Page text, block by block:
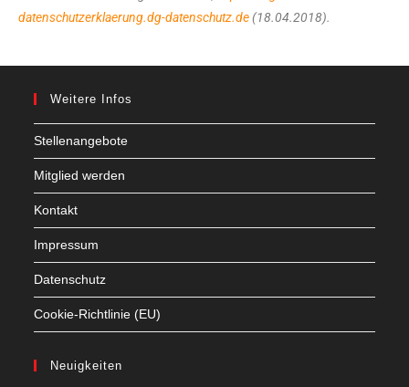
datenschutzerklaerung.dg-datenschutz.de(18.04.2018).
Weitere Infos
Stellenangebote
Mitglied werden
Kontakt
Impressum
Datenschutz
Cookie-Richtlinie (EU)
Neuigkeiten